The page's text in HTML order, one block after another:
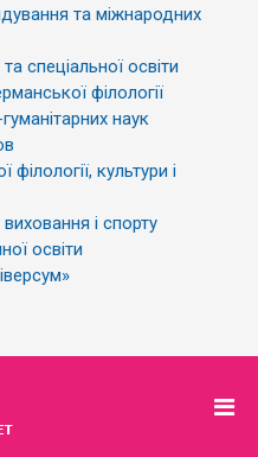
та міжнародних
спеціальної освіти
філології
наук
філології, культури і
і спорту
освіти